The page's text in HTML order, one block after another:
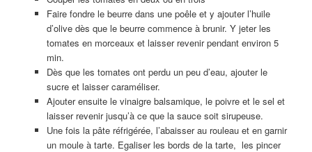
Faire fondre le beurre dans une poêle et y ajouter l’huile
d’olive dès que le beurre commence à brunir. Y jeter les
tomates en morceaux et laisser revenir pendant environ 5
min.
Dès que les tomates ont perdu un peu d’eau, ajouter le
sucre et laisser caraméliser.
Ajouter ensuite le vinaigre balsamique, le poivre et le sel et
laisser revenir jusqu’à ce que la sauce soit sirupeuse.
Une fois la pâte réfrigérée, l’abaisser au rouleau et en garnir
un moule à tarte. Egaliser les bords de la tarte, les pincer